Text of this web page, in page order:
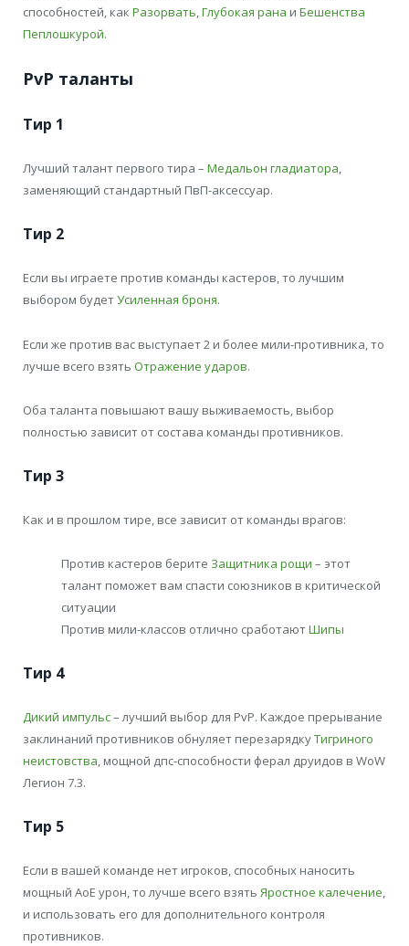
способностей, как Разорвать,Глубокая рана и Бешенства
Пеплошкурой.
PvP таланты
Тир 1
Лучший талант первого тира – Медальон гладиатора,
заменяющий стандартный ПвП-аксессуар.
Тир 2
Если вы играете против команды кастеров, то лучшим
выбором будетУсиленная броня.
Если же против вас выступает 2 и более мили-противника, то
лучше всего взять Отражение ударов.
Оба таланта повышают вашу выживаемость, выбор
полностью зависит от состава команды противников.
Тир 3
Как и в прошлом тире, все зависит от команды врагов:
Против кастеров берите Защитника рощи – этот
талант поможет вам спасти союзников в критической
ситуации
Против мили-классов отлично сработаютШипы
Тир 4
Дикий импульс– лучший выбор для PvP. Каждое прерывание
заклинаний противников обнуляет перезарядкуТигриного
неистовства, мощной дпс-способности ферал друидов в WoW
Легион 7.3.
Тир 5
Если в вашей команде нет игроков, способных наносить
мощный АоЕ урон, то лучше всего взять Яростное калечение,
и использовать его для дополнительного контроля
противников.